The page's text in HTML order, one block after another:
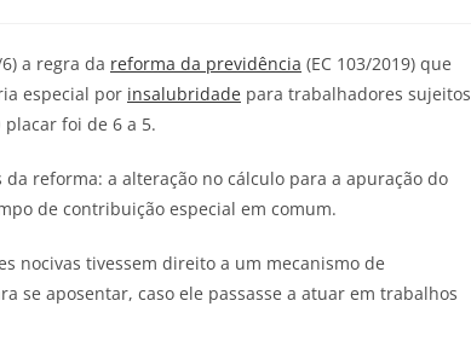
a regra da reforma da previdência (EC 103/2019) que
especial por insalubridade para trabalhadores sujeitos
foi de 6 a 5.
reforma: a alteração no cálculo para a apuração do
de contribuição especial em comum.
nocivas tivessem direito a um mecanismo de
se aposentar, caso ele passasse a atuar em trabalhos